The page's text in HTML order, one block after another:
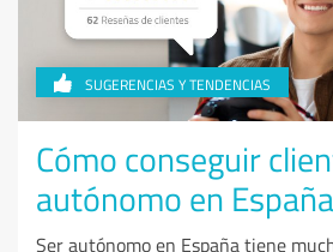
SUGERENCIAS Y TENDENCIAS
Cómo conseguir
autónomo en España
Ser autónomo en España tiene